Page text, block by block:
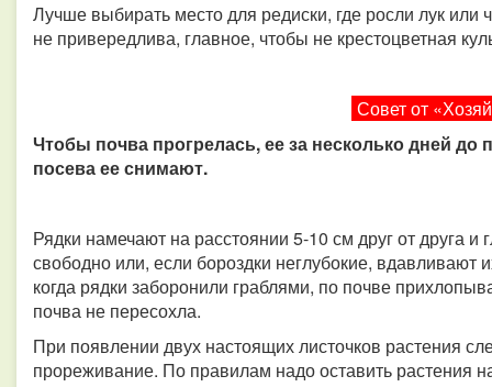
Лучше выбирать место для редиски, где росли лук
не привередлива, главное, чтобы не крестоцветная
Совет от
Чтобы почва прогрелась, ее за несколько дней
посева ее снимают.
Рядки намечают на расстоянии 5-10 см друг от друга
свободно или, если бороздки неглубокие, вдавливают
когда рядки заборонили граблями, по почве
почва не пересохла.
При появлении двух настоящих листочков растения
прореживание. По правилам надо оставить растения